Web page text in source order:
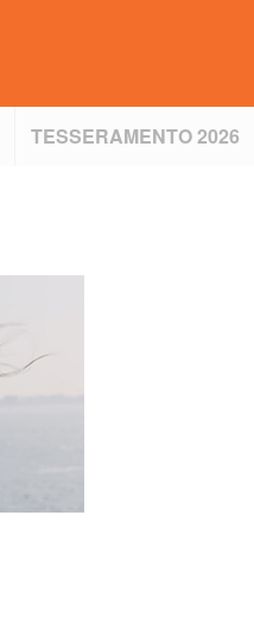
TESSERAMENTO 2026